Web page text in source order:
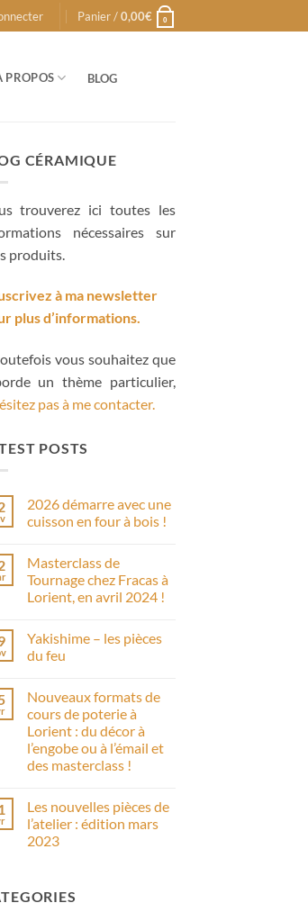
Panier /0,00€ 0
PROPOS BLOG
CÉRAMIQUE
trouverez ici toutes les
nécessaires sur
produits.
à ma newsletter
plus d’informations.
vous souhaitez que
un thème particulier,
pas à me contacter.
POSTS
2026 démarre avec une
cuisson en four à bois !
sur
2026
démarre
avec
en
four
à
Masterclass de
Tournage chez Fracas à
Lorient, en avril 2024 !
sur
Masterclass
de
Fracas
Lorient,
en
avril
2024
!
Yakishime – les pièces
du feu
sur
Yakishime
–
les
pièces
du
feu
Nouveaux formats de
cours de poterie à
Lorient : du décor à
l’engobe ou à l’émail et
des masterclass !
sur
Nouveaux
formats
de
Lorient
Les nouvelles pièces de
l’atelier : édition mars
2023
Les
nouvelles